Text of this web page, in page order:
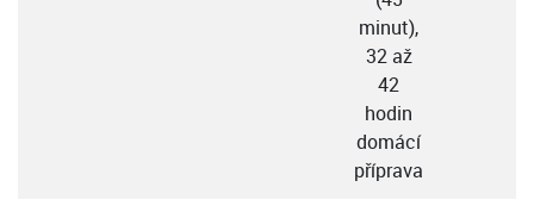
minut),
32 až
42
hodin
domácí
příprava